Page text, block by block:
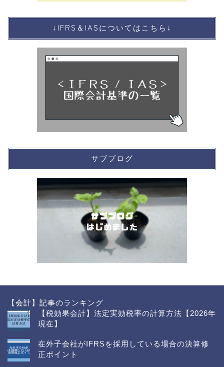
↓IFRS＆IASについてはこちら↓
サブブログ
【会計】記事のランキング
【税効果会計】法定実効税率の計算方法【2026年
現在】
在外子会社がIFRSを採用している場合の決算修
正ポイント